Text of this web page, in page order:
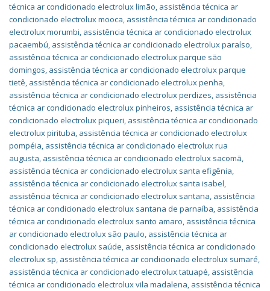
técnica ar condicionado electrolux limão, assistência técnica ar
condicionado electrolux mooca, assistência técnica ar condicionado
electrolux morumbi, assistência técnica ar condicionado electrolux
pacaembú, assistência técnica ar condicionado electrolux paraíso,
assistência técnica ar condicionado electrolux parque são
domingos, assistência técnica ar condicionado electrolux parque
tietê, assistência técnica ar condicionado electrolux penha,
assistência técnica ar condicionado electrolux perdizes, assistência
técnica ar condicionado electrolux pinheiros, assistência técnica ar
condicionado electrolux piqueri, assistência técnica ar condicionado
electrolux pirituba, assistência técnica ar condicionado electrolux
pompéia, assistência técnica ar condicionado electrolux rua
augusta, assistência técnica ar condicionado electrolux sacomã,
assistência técnica ar condicionado electrolux santa efigênia,
assistência técnica ar condicionado electrolux santa isabel,
assistência técnica ar condicionado electrolux santana, assistência
técnica ar condicionado electrolux santana de parnaíba, assistência
técnica ar condicionado electrolux santo amaro, assistência técnica
ar condicionado electrolux são paulo, assistência técnica ar
condicionado electrolux saúde, assistência técnica ar condicionado
electrolux sp, assistência técnica ar condicionado electrolux sumaré,
assistência técnica ar condicionado electrolux tatuapé, assistência
técnica ar condicionado electrolux vila madalena, assistência técnica